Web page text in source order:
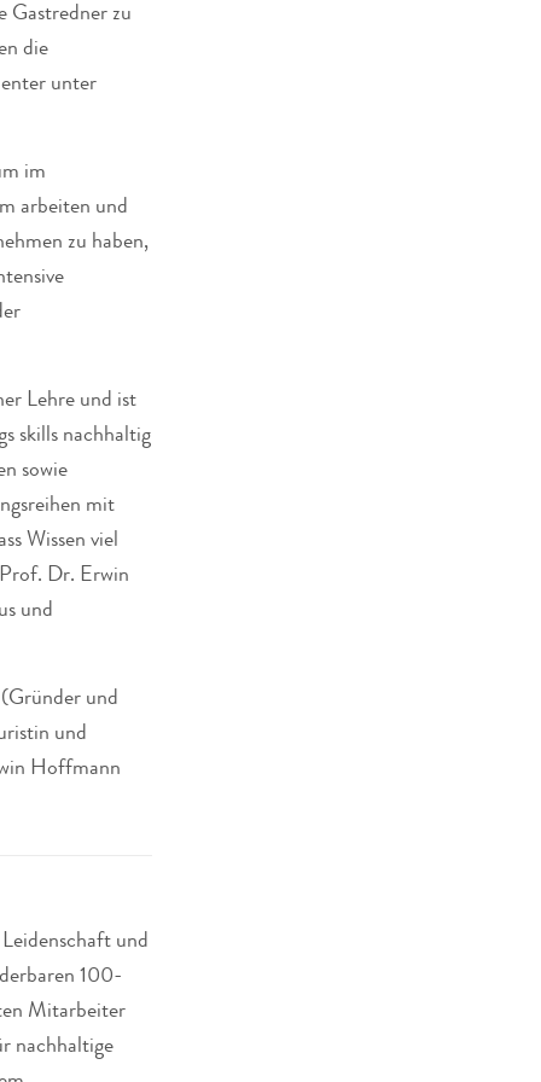
Gastredner zu
die
unter
im
arbeiten und
zu haben,
Lehre und ist
skills nachhaltig
sowie
mit
Wissen viel
Dr. Erwin
und
und
und
Hoffmann
und
100-
Mitarbeiter
nachhaltige